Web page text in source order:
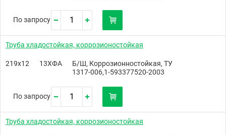
По запросу
Труба хладостойкая, коррозионостойкая
219х12 13ХФА
Б/Ш, Коррозионностойкая, ТУ
1317-006,1-593377520-2003
По запросу
Труба хладостойкая, коррозионостойкая